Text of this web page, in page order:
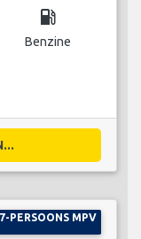
local_gas_station
Benzine
7-PERSOONS MPV